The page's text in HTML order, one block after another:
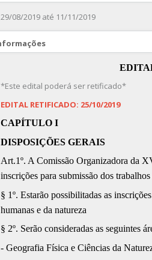
29/08/2019 até 11/11/2019
*Este edital poderá ser retificado*
EDITAL RETIFICADO: 25/10/2019
CAPÍTULO I
DISPOSIÇÕES GERAIS
Art.1º. A Comissão Organizadora da
inscrições para submissão dos
§ 1º. Estarão possibilitadas as
humanas e da natureza
§ 2º. Serão consideradas as seguintes
- Geografia Física e Ciências da